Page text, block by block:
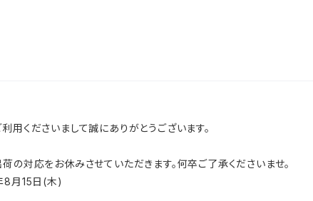
用くださいまして誠にありがとうございます。
の対応をお休みさせていただきます。何卒ご了承くださいませ。
8月15日(木)